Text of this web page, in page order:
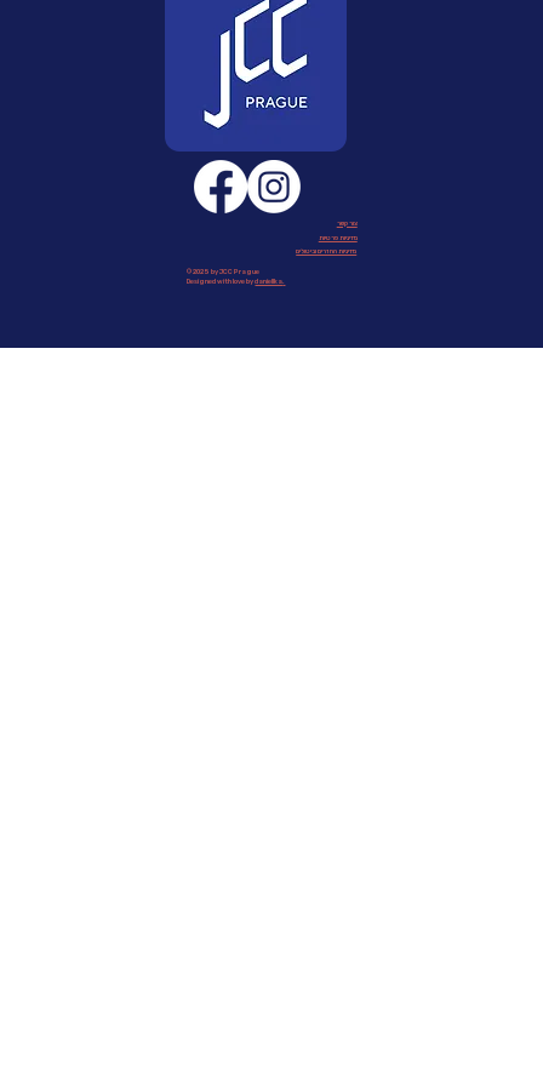
צור קשר
מדיניות פרטיות
מדיניות החזרים וביטולים
© 2025 by JCC Prague
Designed with love bydaniellka.